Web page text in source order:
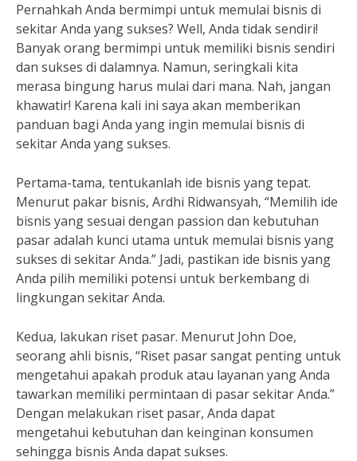
Pernahkah Anda bermimpi untuk memulai bisnis di
sekitar Anda yang sukses? Well, Anda tidak sendiri!
Banyak orang bermimpi untuk memiliki bisnis sendiri
dan sukses di dalamnya. Namun, seringkali kita
merasa bingung harus mulai dari mana. Nah, jangan
khawatir! Karena kali ini saya akan memberikan
panduan bagi Anda yang ingin memulai bisnis di
sekitar Anda yang sukses.
Pertama-tama, tentukanlah ide bisnis yang tepat.
Menurut pakar bisnis, Ardhi Ridwansyah, “Memilih ide
bisnis yang sesuai dengan passion dan kebutuhan
pasar adalah kunci utama untuk memulai bisnis yang
sukses di sekitar Anda.” Jadi, pastikan ide bisnis yang
Anda pilih memiliki potensi untuk berkembang di
lingkungan sekitar Anda.
Kedua, lakukan riset pasar. Menurut John Doe,
seorang ahli bisnis, “Riset pasar sangat penting untuk
mengetahui apakah produk atau layanan yang Anda
tawarkan memiliki permintaan di pasar sekitar Anda.”
Dengan melakukan riset pasar, Anda dapat
mengetahui kebutuhan dan keinginan konsumen
sehingga bisnis Anda dapat sukses.